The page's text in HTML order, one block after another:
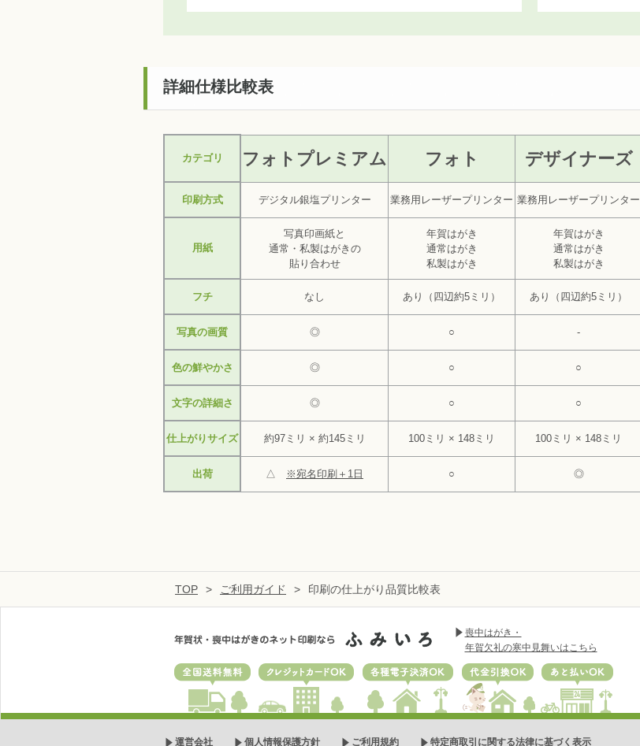
詳細仕様比較表
カテゴリ フォトプレミアム フォト デザイナーズ
印刷方式 デジタル銀塩プリンター 業務用レーザープリンター 業務用レーザープリンター
用紙
写真印画紙と
通常・私製はがきの
貼り合わせ
年賀はがき
通常はがき
私製はがき
年賀はがき
通常はがき
私製はがき
フチ なし あり（四辺約5ミリ） あり（四辺約5ミリ）
写真の画質 ◎ ○ -
色の鮮やかさ ◎ ○ ○
文字の詳細さ ◎ ○ ○
仕上がりサイズ 約97ミリ × 約145ミリ 100ミリ × 148ミリ 100ミリ × 148ミリ
出荷 △ ※宛名印刷＋1日 ○ ◎
TOP > ご利用ガイド > 印刷の仕上がり品質比較表
喪中はがき・
年賀欠礼の寒中見舞いはこちら
全国送料無料 クレジットカードOK各種電子決済 OK 代金引換OK あと払いOK
運営会社 個人情報保護方針 ご利用規約 特定商取引に関する法律に基づく表示